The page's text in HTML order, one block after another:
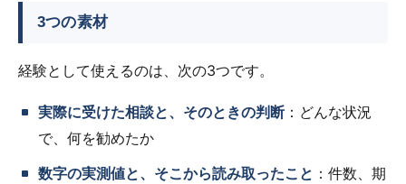
3つの素材
経験として使えるのは、次の3つです。
実際に受けた相談と、そのときの判断：どんな状況
で、何を勧めたか
数字の実測値と、そこから読み取ったこと ：件数、期